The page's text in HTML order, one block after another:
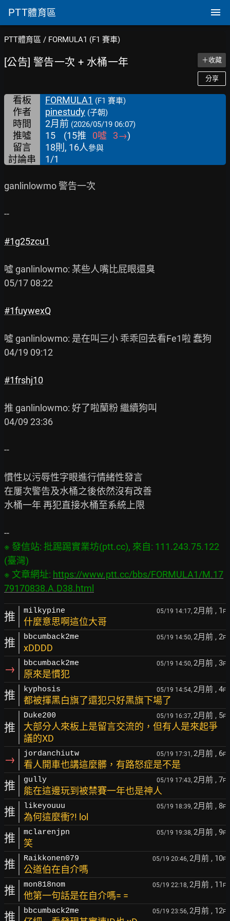
PTT體育區
PTT體育區 / FORMULA1 (F1 賽車)
[公告] 警告一次 + 水桶一年 ＋收藏
分享
看板 FORMULA1 (F1 賽車)
作者 pinestudy (子朝)
時間 2月前 (2026/05/19 06:07)
推噓 15 (15推 0噓 3→)
留言
18則, 16人參與
討論串 1/1
ganlinlowmo 警告一次
--
#1g25zcu1
噓 ganlinlowmo: 某些人嘴比屁眼還臭
05/17 08:22
#1fuywexQ
噓 ganlinlowmo: 是在叫三小 乖乖回去看Fe1啦 蠢狗
04/19 09:12
#1frshj10
推 ganlinlowmo: 好了啦蘭粉 繼續狗叫
04/09 23:36
--
慣性以污辱性字眼進行情緒性發言
在屢次警告及水桶之後依然沒有改善
水桶一年 再犯直接水桶至系統上限
※ 發信站: 批踢踢實業坊(ptt.cc), 來自: 111.243.75.122
(臺灣)
※ 文章網址: https://www.ptt.cc/bbs/FORMULA1/M.17
79170838.A.D38.html
推 milkypine 05/19 14:17, 2月前 , 1 F
什麼意思啊這位大哥
推 bbcumback2me 05/19 14:50, 2月前 , 2F
xDDDD
→ bbcumback2me 05/19 14:50, 2月前 , 3F
原來是慣犯
推 kyphosis 05/19 14:54, 2月前 , 4F
都被揮黑白旗了還犯只好黑旗下場了
推
Duke200 05/19 16:37, 2月前 , 5F
大部分人來板上是留言交流的，但有人是來起爭
議的XD
→ jordanchiutw 05/19 17:31, 2月前 , 6F
看人開車也講這麼髒，有路怒症是不是
推 gully 05/19 17:43, 2月前 , 7F
能在這邊玩到被禁賽一年也是神人
推 likeyouuu 05/19 18:39, 2月前 , 8F
為何這麼衝?! lol
推 mclarenjpn 05/19 19:38, 2月前 , 9F
笑
推 Raikkonen079 05/19 20:46, 2月前 , 10F
公道伯在自介嗎
推 mon818nom 05/19 22:18, 2月前 , 11 F
他第一句話是在自介嗎= =
推 bbcumback2me 05/19 23:56, 2月前 , 12F